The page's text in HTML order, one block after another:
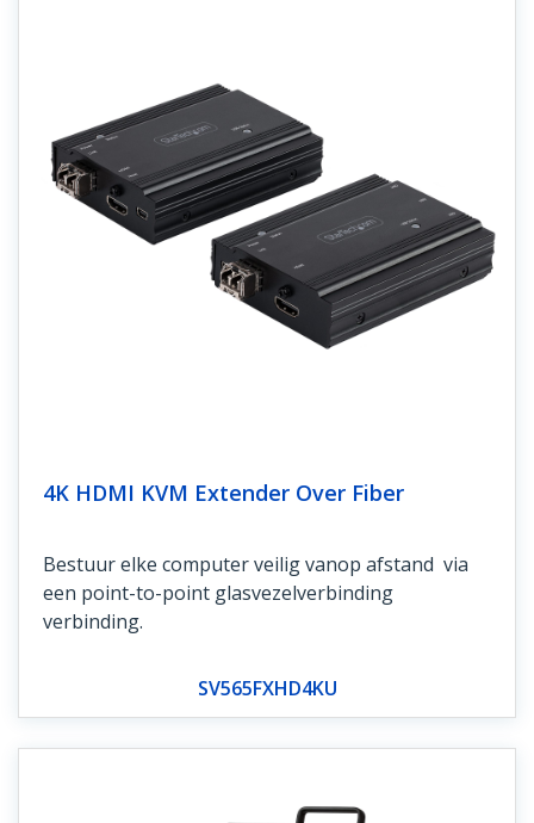
4K HDMI KVM Extender Over Fiber
Bestuur elke computer veilig vanop afstand via
een point-to-point glasvezelverbinding
verbinding.
SV565FXHD4KU